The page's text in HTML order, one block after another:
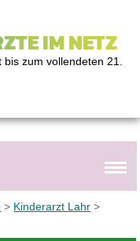
IM NETZ
zum vollendeten 21.
> Kinderarzt Lahr >